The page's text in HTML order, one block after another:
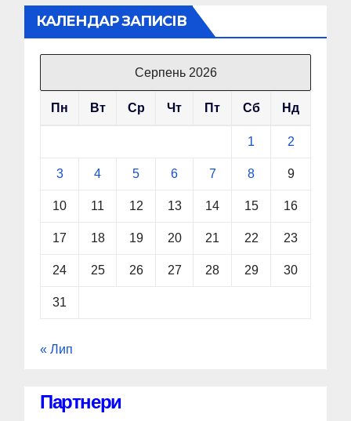
КАЛЕНДАР ЗАПИСІВ
Серпень 2026
Пн Вт Ср Чт Пт Сб Нд
1 2
3 4 5 6 7 8 9
10 11 12 13 14 15 16
17 18 19 20 21 22 23
24 25 26 27 28 29 30
31
« Лип
Партнери